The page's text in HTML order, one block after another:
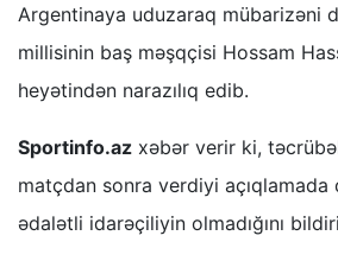
Argentinaya uduzaraq mübarizəni
millisinin baş məşqçisi Hossam
heyətindən narazılıq edib.
Sportinfo.az xəbər verir ki,
matçdan sonra verdiyi açıqlamada
ədalətli idarəçiliyin olmadığını